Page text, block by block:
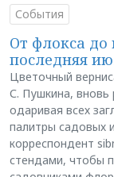
События
От флокса
последняя
Цветочный
С. Пушкина, вновь
одаривая всех
палитры садовых
корреспондент
стендами, чтобы